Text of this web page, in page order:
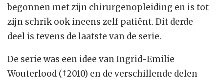
begonnen met zijn chirurgenopleiding en is tot
zijn schrik ook ineens zelf patiënt. Dit derde
deel is tevens de laatste van de serie.
De serie was een idee van Ingrid-Emilie
Wouterlood (†2010) en de verschillende delen